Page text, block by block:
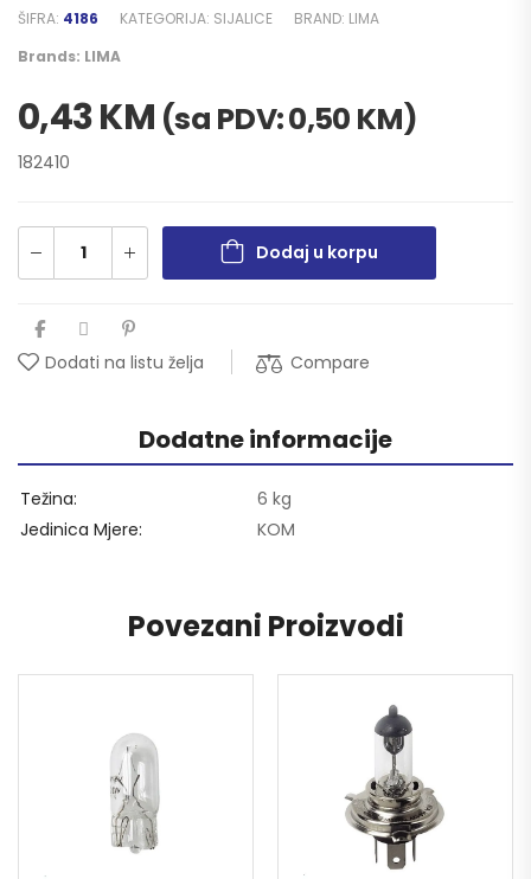
ŠIFRA: 4186 KATEGORIJA: SIJALICE BRAND: LIMA
Brands: LIMA
0,43KM (sa PDV:0,50 KM)
182410
Dodaj u korpu
Dodati na listu želja Compare
Dodatne informacije
Težina
6 kg
Jedinica Mjere
KOM
Povezani Proizvodi